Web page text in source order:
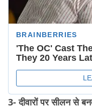
3- दीवारों पर सीलन से